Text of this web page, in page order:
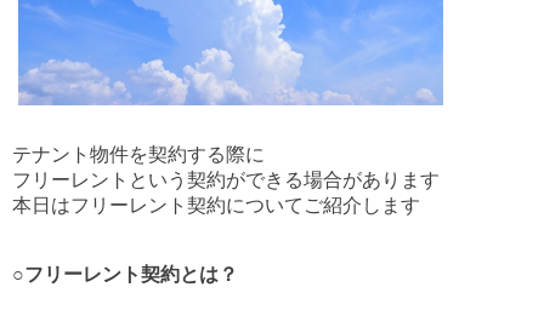
テナント物件を契約する際に
フリーレントという契約ができる場合があります
本日はフリーレント契約についてご紹介します
○フリーレント契約とは？